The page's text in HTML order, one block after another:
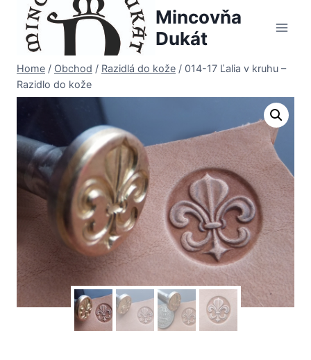
content
Mincovňa
Dukát
Home / Obchod / Razidlá do kože / 014-17 Ľalia v kruhu –
Razidlo do kože